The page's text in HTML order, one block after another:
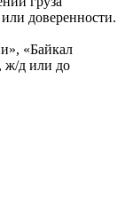
доверенности.
«Байкал
ж/д или до